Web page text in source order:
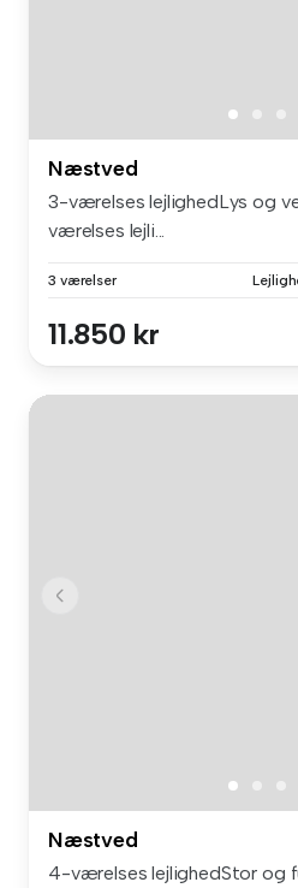
Næstved
3-værelses lejlighedLys og
værelses lejli...
3 værelser
11.850 kr
Næstved
4-værelses lejlighedStor og